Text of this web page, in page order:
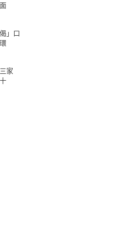
」口
三家